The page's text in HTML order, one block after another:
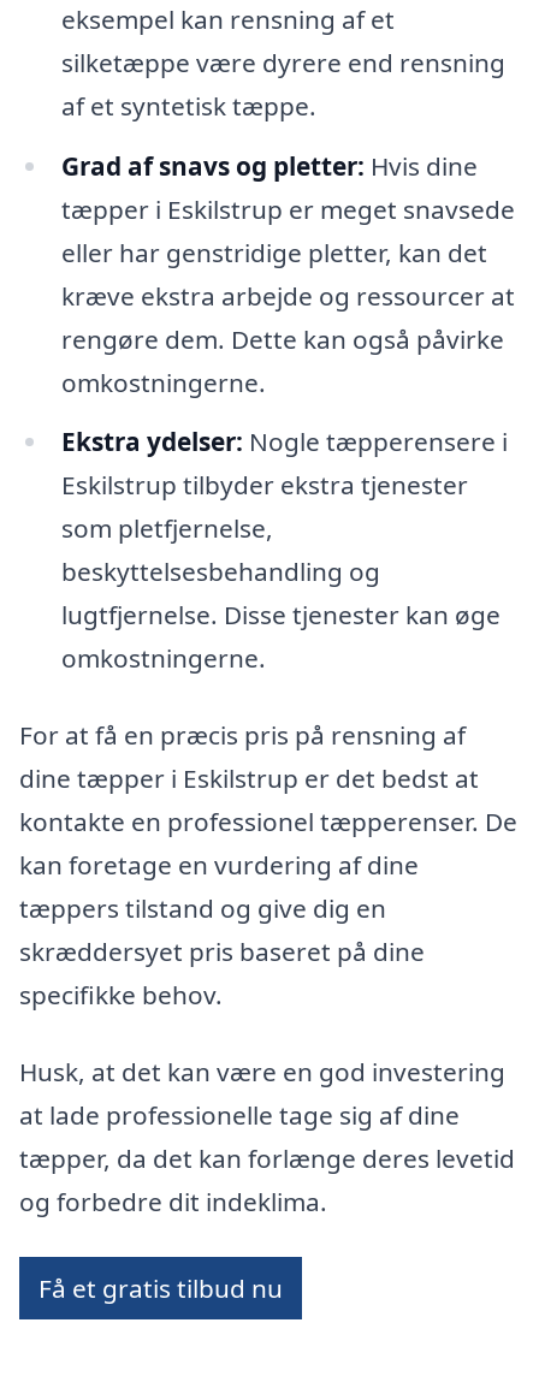
eksempel kan rensning af et
silketæppe være dyrere end rensning
af et syntetisk tæppe.
Grad af snavs og pletter: Hvis dine
tæpper i Eskilstrup er meget snavsede
eller har genstridige pletter, kan det
kræve ekstra arbejde og ressourcer at
rengøre dem. Dette kan også påvirke
omkostningerne.
Ekstra ydelser: Nogle tæpperensere i
Eskilstrup tilbyder ekstra tjenester
som pletfjernelse,
beskyttelsesbehandling og
lugtfjernelse. Disse tjenester kan øge
omkostningerne.
For at få en præcis pris på rensning af
dine tæpper i Eskilstrup er det bedst at
kontakte en professionel tæpperenser. De
kan foretage en vurdering af dine
tæppers tilstand og give dig en
skræddersyet pris baseret på dine
specifikke behov.
Husk, at det kan være en god investering
at lade professionelle tage sig af dine
tæpper, da det kan forlænge deres levetid
og forbedre dit indeklima.
Få et gratis tilbud nu